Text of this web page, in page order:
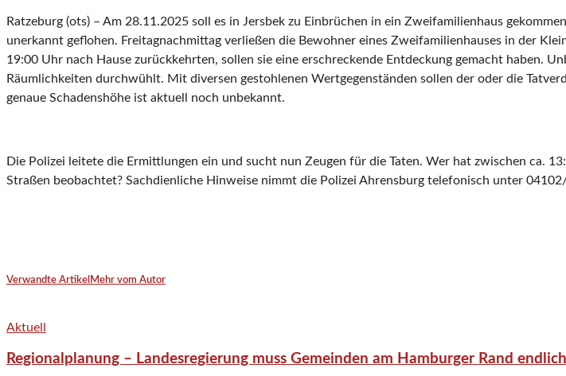
Ratzeburg (ots) – Am 28.11.2025 soll es in Jersbek zu Einbrüchen in ein Zweifamilienhaus
unerkannt geflohen. Freitagnachmittag verließen die Bewohner eines Zweifamilienhauses in der
19:00 Uhr nach Hause zurückkehrten, sollen sie eine erschreckende Entdeckung gemacht haben.
Räumlichkeiten durchwühlt. Mit diversen gestohlenen Wertgegenständen sollen der oder die
genaue Schadenshöhe ist aktuell noch unbekannt.
Die Polizei leitete die Ermittlungen ein und sucht nun Zeugen für die Taten. Wer hat zwischen ca.
Straßen beobachtet? Sachdienliche Hinweise nimmt die Polizei Ahrensburg telefonisch unter
Verwandte Artikel Mehr vom Autor
Aktuell
Regionalplanung – Landesregierung muss Gemeinden am Hamburger Rand